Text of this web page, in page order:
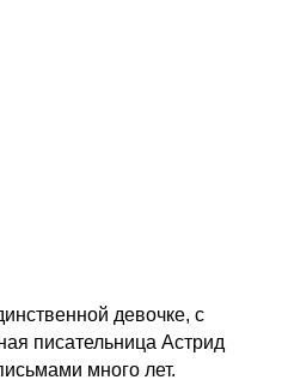
девочке, с
писательница Астрид
много лет.